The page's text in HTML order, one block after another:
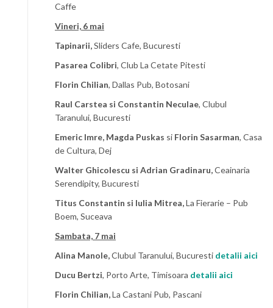
Caffe
Vineri, 6 mai
Tapinarii,Sliders Cafe, Bucuresti
Pasarea Colibri, Club La Cetate Pitesti
Florin Chilian, Dallas Pub, Botosani
Raul Carstea si Constantin Neculae, Clubul
Taranului, Bucuresti
Emeric Imre, Magda Puskas si Florin Sasarman, Casa
de Cultura, Dej
Walter Ghicolescu si Adrian Gradinaru,Ceainaria
Serendipity, Bucuresti
Titus Constantin si Iulia Mitrea,La Fierarie – Pub
Boem, Suceava
Sambata, 7 mai
Alina Manole,Clubul Taranului, Bucuresti detalii aici
Ducu Bertzi, Porto Arte, Timisoara detalii aici
Florin Chilian,La Castani Pub, Pascani